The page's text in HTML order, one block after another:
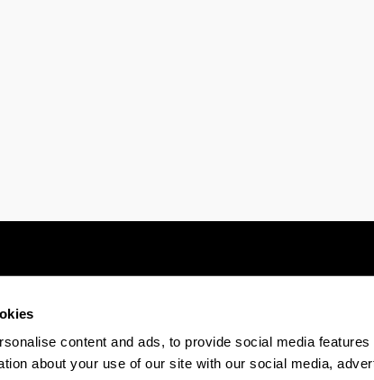
content and ads, to provide social media
about your use of our site with our social media,